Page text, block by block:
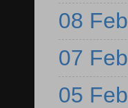
08 Feb
07 Feb
05 Feb